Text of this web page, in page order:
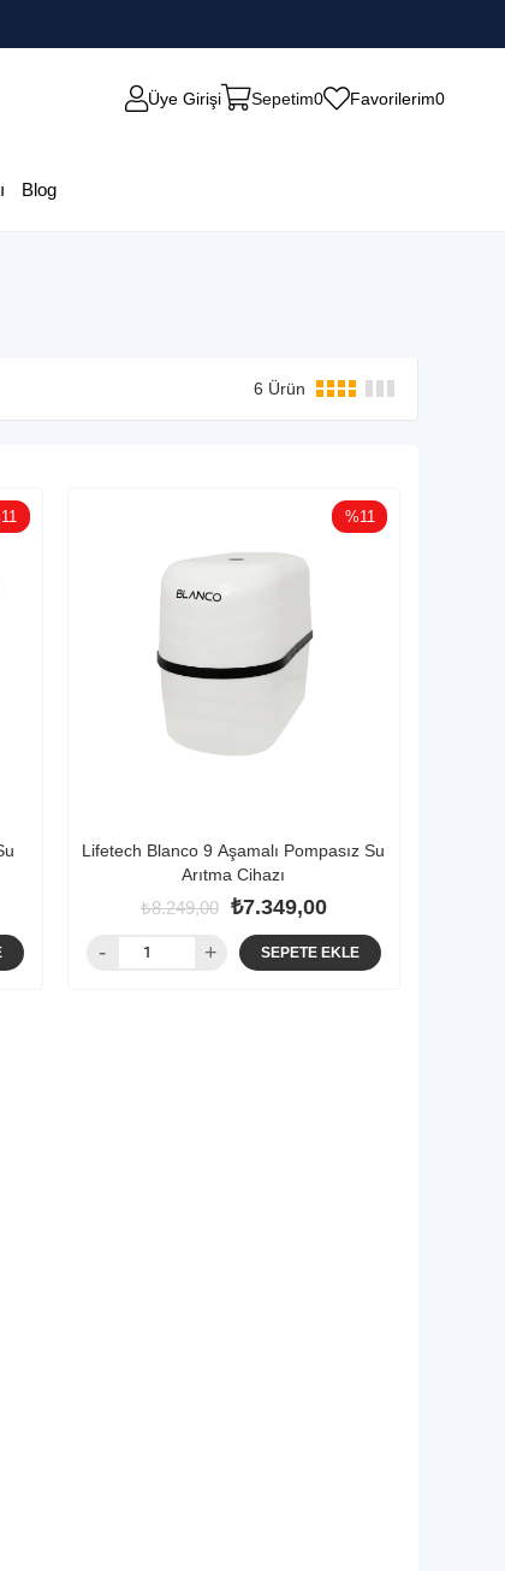
Üye Girişi Sepetim0 Favorilerim0
Blog
6 Ürün
Lifetech Blanco 9 Aşamalı Pompasız Su
Arıtma Cihazı
₺7.349,00
₺8.249,00
%11
SEPETE EKLE